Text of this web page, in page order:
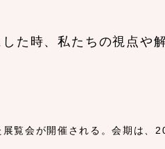
た時、私たちの視点や
会が開催される。会期は